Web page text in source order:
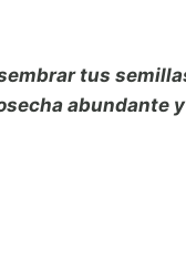
tus
abundante